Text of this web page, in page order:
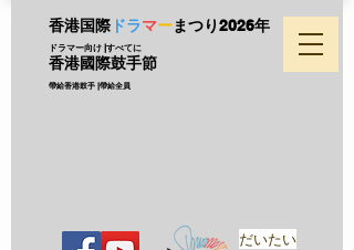
香港国際 ドラマーまつり2026年
ドラマー向け |すべてに
香港國際鼓手節
帶給香港鼓手 |帶給全員
だいたい